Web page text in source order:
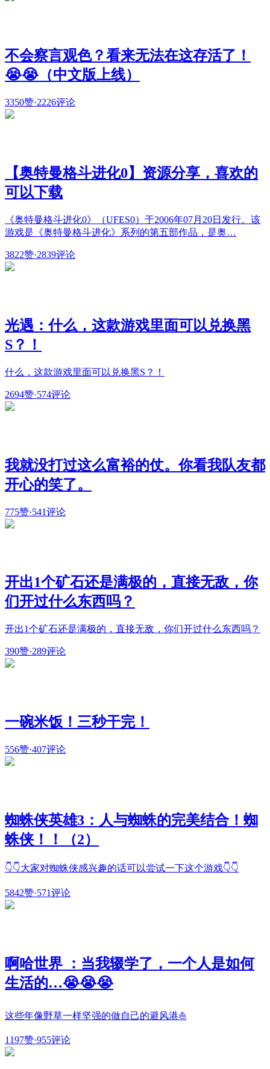
不会察言观色？看来无法在这存活了！
😭😭（中文版上线）
3350赞·2226评论
【奥特曼格斗进化0】资源分享，喜欢的
可以下载
《奥特曼格斗进化0》（UFES0）于2006年07月20日发行。该
游戏是《奥特曼格斗进化》系列的第五部作品，是奥…
3822赞·2839评论
光遇：什么，这款游戏里面可以兑换黑
S？！
什么，这款游戏里面可以兑换黑S？！
2694赞·574评论
我就没打过这么富裕的仗。你看我队友都
开心的笑了。
775赞·541评论
开出1个矿石还是满极的，直接无敌，你
们开过什么东西吗？
开出1个矿石还是满极的，直接无敌，你们开过什么东西吗？
390赞·289评论
一碗米饭！三秒干完！
556赞·407评论
蜘蛛侠英雄3：人与蜘蛛的完美结合！蜘
蛛侠！！（2）
👇👇大家对蜘蛛侠感兴趣的话可以尝试一下这个游戏👇👇
5842赞·571评论
啊哈世界 ：当我辍学了，一个人是如何
生活的…😭😭😭
这些年像野草一样坚强的做自己的避风港⛵
1197赞·955评论